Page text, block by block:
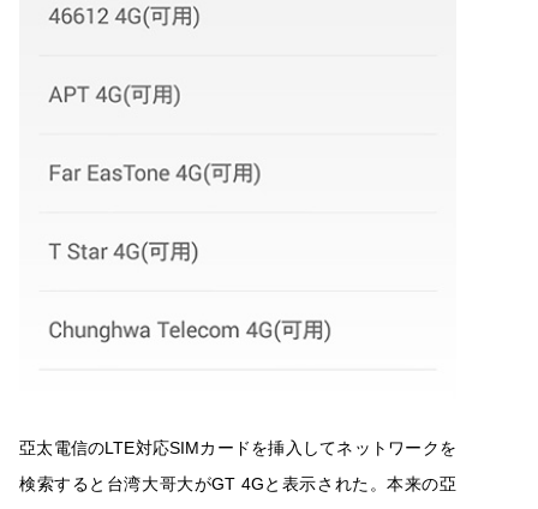
亞太電信のLTE対応SIMカードを挿入してネットワークを
検索すると台湾大哥大がGT 4Gと表示された。本来の亞